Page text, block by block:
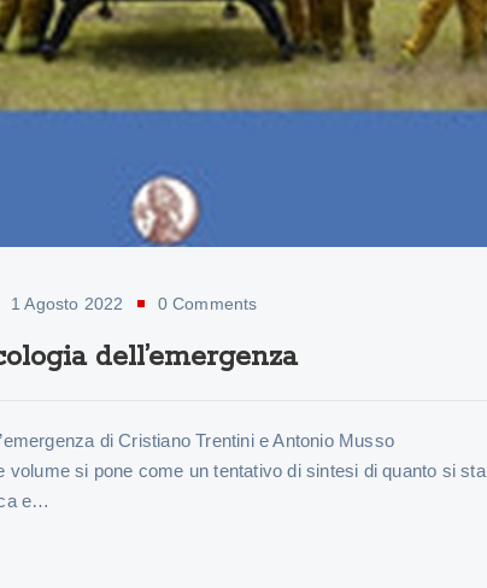
1 Agosto 2022 0 Comments
dell’emergenza
di Cristiano Trentini e Antonio Musso
volume si pone come un tentativo di sintesi di quanto si sta
e…